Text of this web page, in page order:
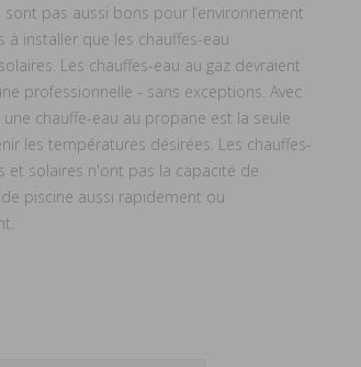
sont pas aussi bons pour l’environnement
à installer que les chauffes-eau
Les chauffes-eau au gaz devraient
professionnelle - sans exceptions. Avec
une chauffe-eau au propane est la seule
les températures désirées. Les chauffes-
et solaires n'ont pas la capacité de
piscine aussi rapidement ou